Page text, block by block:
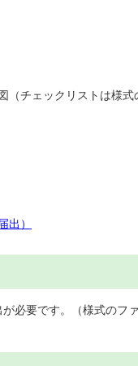
（チェックリストは様式
出）
必要です。（様式のフ